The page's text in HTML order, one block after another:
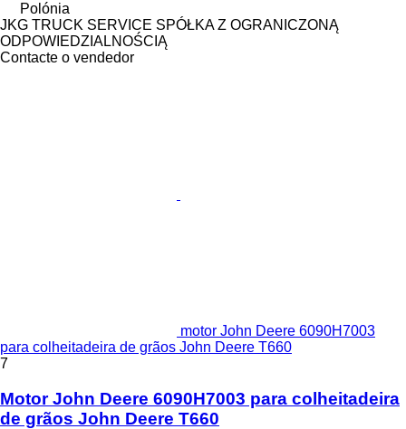
Polónia
JKG TRUCK SERVICE SPÓŁKA Z OGRANICZONĄ
ODPOWIEDZIALNOŚCIĄ
Contacte o vendedor
motor John Deere 6090H7003
para colheitadeira de grãos John Deere T660
7
Motor John Deere 6090H7003 para colheitadeira
de grãos John Deere T660